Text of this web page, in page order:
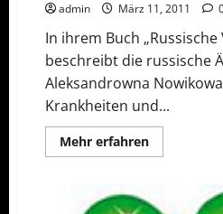
admin März 11, 2011
In ihrem Buch
beschreibt die russische
Aleksandrowna
Krankheiten und...
Mehr erfahrenMehr
„Russische